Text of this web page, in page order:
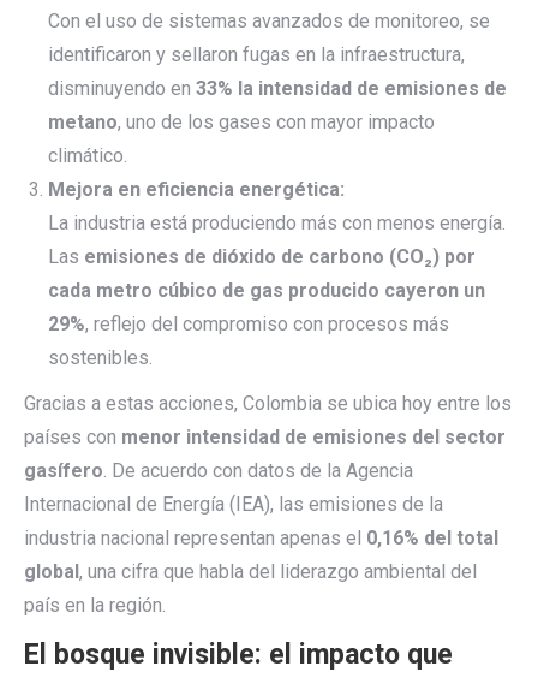
Con el uso de sistemas avanzados de monitoreo, se
identificaron y sellaron fugas en la infraestructura,
disminuyendo en 33% la intensidad de emisiones de
metano, uno de los gases con mayor impacto
climático.
Mejora en eficiencia energética:
La industria está produciendo más con menos energía.
Las emisiones de dióxido de carbono (CO₂) por
cada metro cúbico de gas producido cayeron un
29%, reflejo del compromiso con procesos más
sostenibles.
Gracias a estas acciones, Colombia se ubica hoy entre los
países con menor intensidad de emisiones del sector
gasífero. De acuerdo con datos de la Agencia
Internacional de Energía (IEA), las emisiones de la
industria nacional representan apenas el 0,16% del total
global, una cifra que habla del liderazgo ambiental del
país en la región.
El bosque invisible: el impacto que